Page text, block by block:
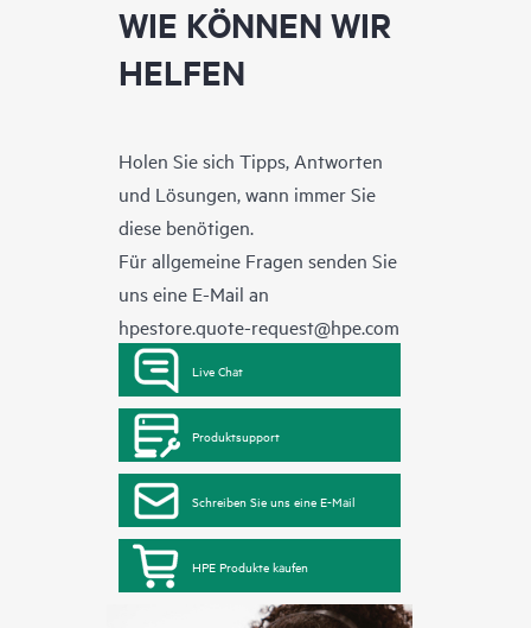
WIE KÖNNEN WIR
HELFEN
Holen Sie sich Tipps, Antworten
und Lösungen, wann immer Sie
diese benötigen.
Für allgemeine Fragen senden Sie
uns eine E-Mail an
hpestore.quote-request@hpe.com
Live Chat
Produktsupport
Schreiben Sie uns eine E-Mail
HPE Produkte kaufen